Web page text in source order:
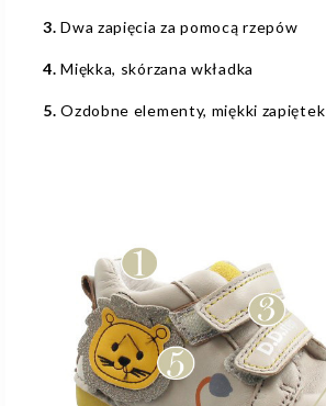
3. Dwa zapięcia za pomocą rzepów
4. Miękka, skórzana wkładka
5.Ozdobne elementy, miękki zapiętek